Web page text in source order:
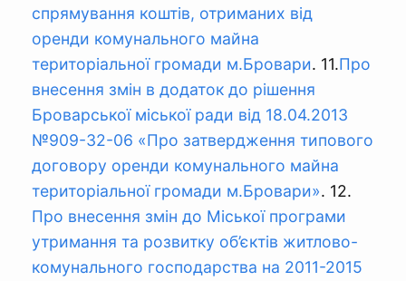
спрямування коштів, отриманих від
оренди комунального майна
територіальної громади м.Бровари. 11.Про
внесення змін в додаток до рішення
Броварської міської ради від 18.04.2013
№909-32-06 «Про затвердження типового
договору оренди комунального майна
територіальної громади м.Бровари». 12.
Про внесення змін до Міської програми
утримання та розвитку об’єктів житлово-
комунального господарства на 2011-2015